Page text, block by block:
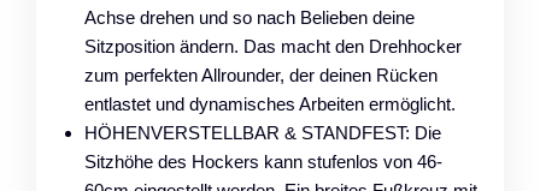
Achse drehen und so nach Belieben deine
Sitzposition ändern. Das macht den Drehhocker
zum perfekten Allrounder, der deinen Rücken
entlastet und dynamisches Arbeiten ermöglicht.
HÖHENVERSTELLBAR & STANDFEST: Die
Sitzhöhe des Hockers kann stufenlos von 46-